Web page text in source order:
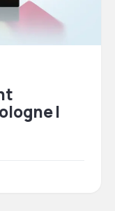
|